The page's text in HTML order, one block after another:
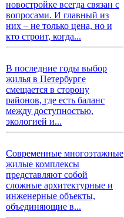
новостройке всегда связан с
вопросами. И главный из
них – не только цена, но и
кто строит, когда...
В последние годы выбор
жилья в Петербурге
смещается в сторону
районов, где есть баланс
между доступностью,
экологией и...
Современные многоэтажные
жилые комплексы
представляют собой
сложные архитектурные и
инженерные объекты,
объединяющие в...